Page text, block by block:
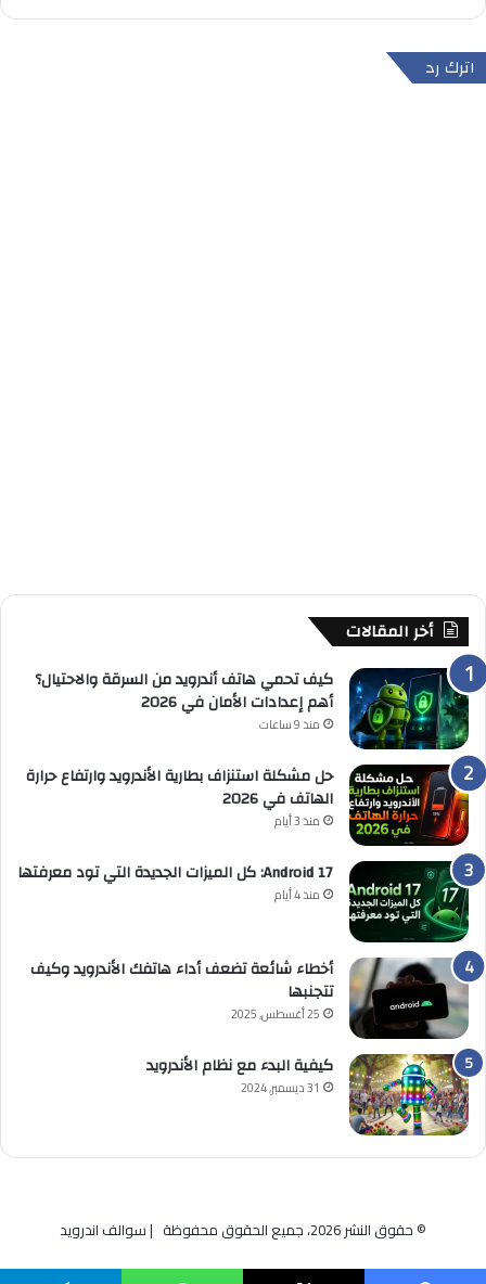
اترك رد
أخر المقالات
كيف تحمي هاتف أندرويد من السرقة والاحتيال؟
أهم إعدادات الأمان في 2026
منذ 9 ساعات
حل مشكلة استنزاف بطارية الأندرويد وارتفاع حرارة
الهاتف في 2026
منذ 3 أيام
Android 17: كل الميزات الجديدة التي تود معرفتها
منذ 4 أيام
أخطاء شائعة تضعف أداء هاتفك الأندرويد وكيف
تتجنبها
25 أغسطس, 2025
كيفية البدء مع نظام الأندرويد
31 ديسمبر, 2024
© حقوق النشر 2026، جميع الحقوق محفوظة | سوالف اندرويد